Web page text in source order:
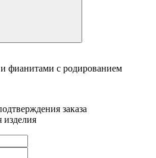
и фианитами с родированием
заказа
изделия